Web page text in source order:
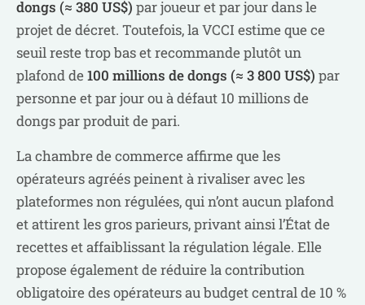
dongs (≈ 380 US$) par joueur et par jour dans le
projet de décret. Toutefois, la VCCI estime que ce
seuil reste trop bas et recommande plutôt un
plafond de 100 millions de dongs (≈ 3 800 US$) par
personne et par jour ou à défaut 10 millions de
dongs par produit de pari.
La chambre de commerce affirme que les
opérateurs agréés peinent à rivaliser avec les
plateformes non régulées, qui n’ont aucun plafond
et attirent les gros parieurs, privant ainsi l’État de
recettes et affaiblissant la régulation légale. Elle
propose également de réduire la contribution
obligatoire des opérateurs au budget central de 10 %